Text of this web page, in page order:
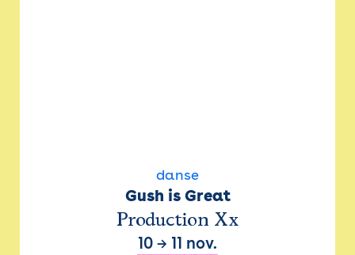
danse
Gush is Great
Production Xx
10 → 11 nov.